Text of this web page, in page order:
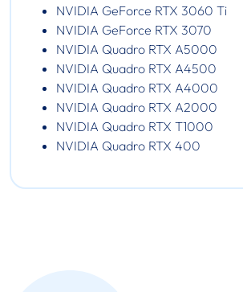
NVIDIA GeForce RTX 3060 Ti
NVIDIA GeForce RTX 3070
NVIDIA Quadro RTX A5000
NVIDIA Quadro RTX A4500
NVIDIA Quadro RTX A4000
NVIDIA Quadro RTX A2000
NVIDIA Quadro RTX T1000
NVIDIA Quadro RTX 400